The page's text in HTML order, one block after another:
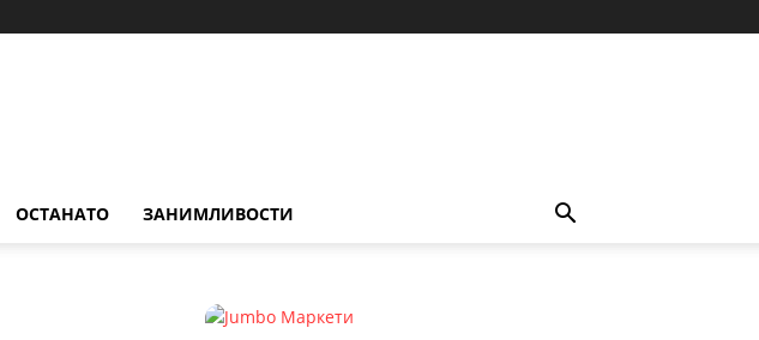
ОСТАНАТО ЗАНИМЛИВОСТИ